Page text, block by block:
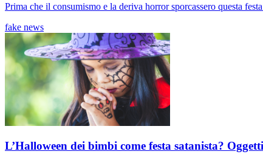
Prima che il consumismo e la deriva horror sporcassero questa
fake news
L’Halloween dei bimbi come festa satanista?